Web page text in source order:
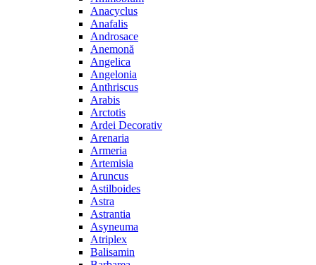
Anacyclus
Anafalis
Androsace
Anemonă
Angelica
Angelonia
Anthriscus
Arabis
Arctotis
Ardei Decorativ
Arenaria
Armeria
Artemisia
Aruncus
Astilboides
Astra
Astrantia
Asyneuma
Atriplex
Balisamin